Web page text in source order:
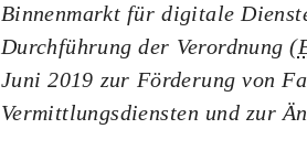
Binnenmarkt für digitale
Durchführung der Verordnung (
Juni 2019 zur Förderung von
Vermittlungsdiensten und zur